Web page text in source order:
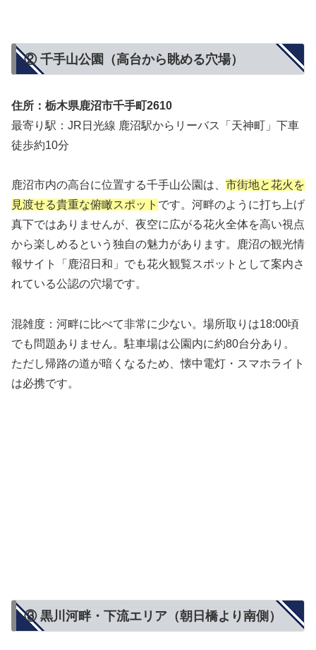
② 千手山公園（高台から眺める穴場）
住所：栃木県鹿沼市千手町2610
最寄り駅：JR日光線 鹿沼駅からリーバス「天神町」下車
徒歩約10分
鹿沼市内の高台に位置する千手山公園は、 市街地と花火を
見渡せる貴重な俯瞰スポット です。河畔のように打ち上げ
真下ではありませんが、夜空に広がる花火全体を高い視点
から楽しめるという独自の魅力があります。鹿沼の観光情
報サイト「鹿沼日和」でも花火観覧スポットとして案内さ
れている公認の穴場です。
混雑度：河畔に比べて非常に少ない。場所取りは18:00頃
でも問題ありません。駐車場は公園内に約80台分あり。
ただし帰路の道が暗くなるため、懐中電灯・スマホライト
は必携です。
③ 黒川河畔・下流エリア（朝日橋より南側）